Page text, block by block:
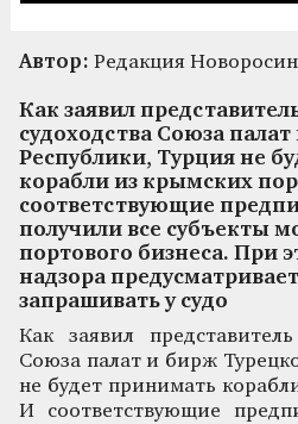
Автор: Редакция
Как заявил
судоходства Союза
Республики, Турция не
корабли из крымских
соответствующие
получили все субъекты
портового бизнеса. При
надзора
запрашивать у судо
Как заявил
Союза палат и бирж
не будет принимать
И соответствующие